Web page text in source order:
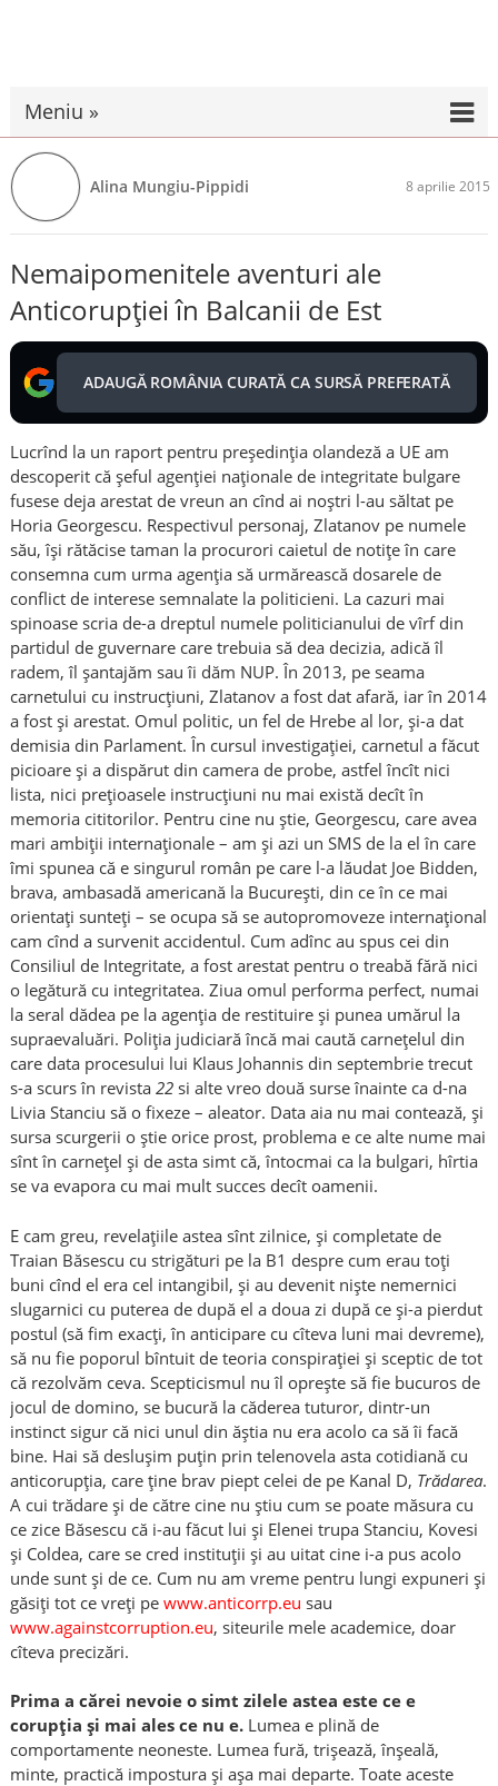
Meniu »
Alina Mungiu-Pippidi 8 aprilie 2015
Nemaipomenitele aventuri ale
Anticorupției în Balcanii de Est
ADAUGĂ ROMÂNIA CURATĂ CA SURSĂ PREFERATĂ
Lucrînd la un raport pentru președinția olandeză a UE am
descoperit că șeful agenției naționale de integritate bulgare
fusese deja arestat de vreun an cînd ai noștri l-au săltat pe
Horia Georgescu. Respectivul personaj, Zlatanov pe numele
său, își rătăcise taman la procurori caietul de notițe în care
consemna cum urma agenția să urmărească dosarele de
conflict de interese semnalate la politicieni. La cazuri mai
spinoase scria de-a dreptul numele politicianului de vîrf din
partidul de guvernare care trebuia să dea decizia, adică îl
radem, îl șantajăm sau îi dăm NUP. În 2013, pe seama
carnetului cu instrucțiuni, Zlatanov a fost dat afară, iar în 2014
a fost și arestat. Omul politic, un fel de Hrebe al lor, și-a dat
demisia din Parlament. În cursul investigației, carnetul a făcut
picioare și a dispărut din camera de probe, astfel încît nici
lista, nici prețioasele instrucțiuni nu mai există decît în
memoria cititorilor. Pentru cine nu știe, Georgescu, care avea
mari ambiții internaționale – am și azi un SMS de la el în care
îmi spunea că e singurul român pe care l-a lăudat Joe Bidden,
brava, ambasadă americană la București, din ce în ce mai
orientați sunteți – se ocupa să se autopromoveze internațional
cam cînd a survenit accidentul. Cum adînc au spus cei din
Consiliul de Integritate, a fost arestat pentru o treabă fără nici
o legătură cu integritatea. Ziua omul performa perfect, numai
la seral dădea pe la agenția de restituire și punea umărul la
supraevaluări. Poliția judiciară încă mai caută carnețelul din
care data procesului lui Klaus Johannis din septembrie trecut
s-a scurs în revista 22si alte vreo două surse înainte ca d-na
Livia Stanciu să o fixeze – aleator. Data aia nu mai contează, și
sursa scurgerii o știe orice prost, problema e ce alte nume mai
sînt în carnețel și de asta simt că, întocmai ca la bulgari, hîrtia
se va evapora cu mai mult succes decît oamenii.
E cam greu, revelațiile astea sînt zilnice, și completate de
Traian Băsescu cu strigături pe la B1 despre cum erau toți
buni cînd el era cel intangibil, și au devenit niște nemernici
slugarnici cu puterea de după el a doua zi după ce și-a pierdut
postul (să fim exacți, în anticipare cu cîteva luni mai devreme),
să nu fie poporul bîntuit de teoria conspirației și sceptic de tot
că rezolvăm ceva. Scepticismul nu îl oprește să fie bucuros de
jocul de domino, se bucură la căderea tuturor, dintr-un
instinct sigur că nici unul din ăștia nu era acolo ca să îi facă
bine. Hai să deslușim puțin prin telenovela asta cotidiană cu
anticorupția, care ține brav piept celei de pe Kanal D, Trădarea.
A cui trădare și de către cine nu știu cum se poate măsura cu
ce zice Băsescu că i-au făcut lui și Elenei trupa Stanciu, Kovesi
și Coldea, care se cred instituții și au uitat cine i-a pus acolo
unde sunt și de ce. Cum nu am vreme pentru lungi expuneri și
găsiți tot ce vreți pe www.anticorrp.eu sau
www.againstcorruption.eu, siteurile mele academice, doar
cîteva precizări.
Prima a cărei nevoie o simt zilele astea este ce e
corupția și mai ales ce nu e.Lumea e plină de
comportamente neoneste. Lumea fură, trișează, înșeală,
minte, practică impostura și așa mai departe. Toate aceste